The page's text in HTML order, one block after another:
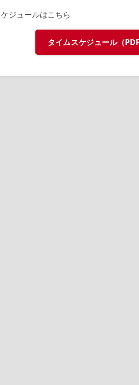
ジュールはこちら
タイムスケジュール（